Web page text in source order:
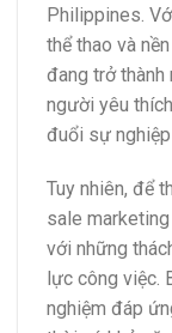
Philippines.
thể thao và
đang trở thành
người yêu
đuổi sự
Tuy nhiên, để
sale
với những
lực công việc.
nghiệm đáp